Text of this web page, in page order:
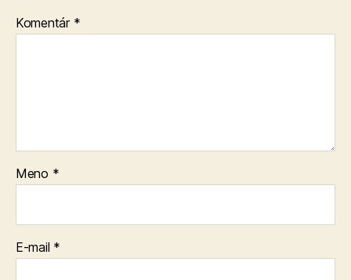
Komentár *
Meno *
E-mail *